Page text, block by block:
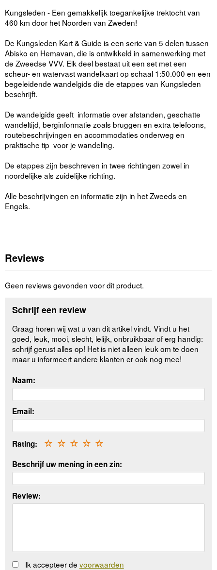
Kungsleden - Een gemakkelijk toegankelijke trektocht van
460 km door het Noorden van Zweden!
De Kungsleden Kart & Guide is een serie van 5 delen tussen
Abisko en Hemavan, die is ontwikkeld in samenwerking met
de Zweedse VVV. Elk deel bestaat uit een set met een
scheur- en watervast wandelkaart op schaal 1:50.000 en een
begeleidende wandelgids die de etappes van Kungsleden
beschrijft.
De wandelgids geeft informatie over afstanden, geschatte
wandeltijd, berginformatie zoals bruggen en extra telefoons,
routebeschrijvingen en accommodaties onderweg en
praktische tip voor je wandeling.
De etappes zijn beschreven in twee richtingen zowel in
noordelijke als zuidelijke richting.
Alle beschrijvingen en informatie zijn in het Zweeds en
Engels.
Reviews
Geen reviews gevonden voor dit product.
Schrijf een review
Graag horen wij wat u van dit artikel vindt. Vindt u het
goed, leuk, mooi, slecht, lelijk, onbruikbaar of erg handig:
schrijf gerust alles op! Het is niet alleen leuk om te doen
maar u informeert andere klanten er ook nog mee!
Naam:
Email:
Rating: ☆
☆
☆
☆
☆
Beschrijf uw mening in een zin:
Review:
Ik accepteer de voorwaarden